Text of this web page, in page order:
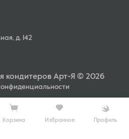
д. 142
кондитеров Арт-Я © 2026
Корзина Избранное Профиль